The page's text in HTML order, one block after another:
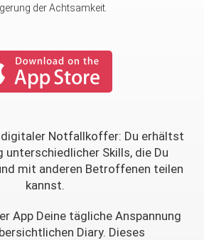
der Achtsamkeit.
digitaler Notfallkoffer: Du erhältst
unterschiedlicher Skills, die Du
mit anderen Betroffenen teilen
kannst.
App Deine tägliche Anspannung
Diary. Dieses